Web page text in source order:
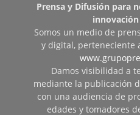
Prensa y Difusión para
Somos un medio de
y digital, perteneciente
Damos visibilidad a
mediante la publicación
con una audiencia de
edades y tomadores